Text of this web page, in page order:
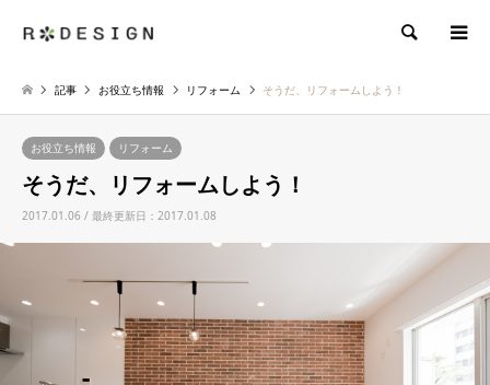
検索
記事 お役立ち情報 リフォーム そうだ、リフォームしよう！
お役立ち情報 リフォーム
そうだ、リフォームしよう！
2017.01.06 / 最終更新日：2017.01.08